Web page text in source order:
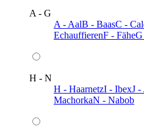
A - G
A - AalB - BaasC -
EchauffierenF - FäheG
H - N
H - HaarnetzI - IbexJ -
MachorkaN - Nabob